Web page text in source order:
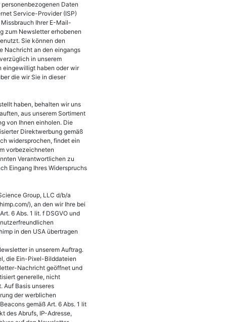
Daten
Service-Provider (ISP)
Ihrer E-Mail-
zum Newsletter erhobenen
Sie können den
Nachricht an den eingangs
in unserem
eingewilligt haben oder wir
die wir Sie in dieser
haben, behalten wir uns
aus unserem Sortiment
von Ihnen einholen. Die
Direktwerbung gemäß
widersprochen, findet ein
vorbezeichneten
Verantwortlichen zu
Eingang Ihres Widerspruchs
Group, LLC d/b/a
), an den wir Ihre bei
6 Abs. 1 lit. f DSGVO und
in den USA übertragen
in unserem Auftrag.
die Ein-Pixel-Bilddateien
Nachricht geöffnet und
generelle, nicht
Auf Basis unseres
der werblichen
gemäß Art. 6 Abs. 1 lit
des Abrufs, IP-Adresse,